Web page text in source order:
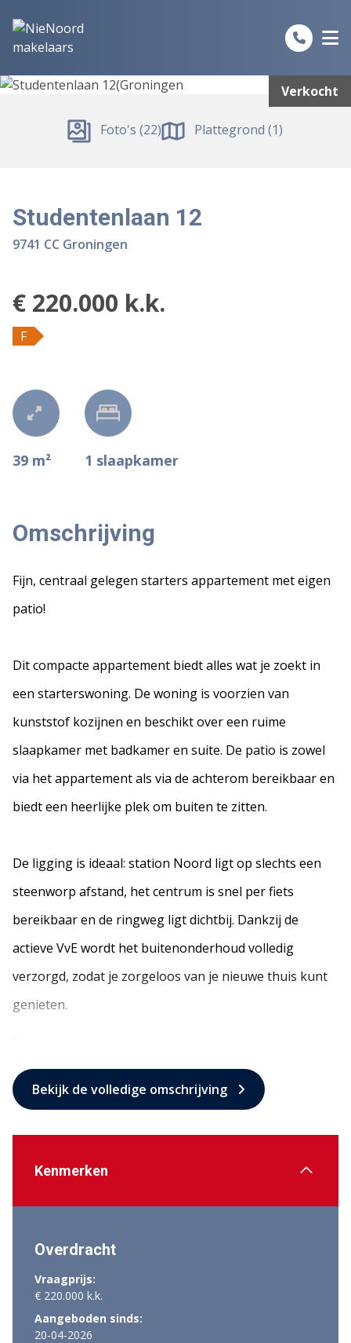
Verkocht
Foto's (22) Plattegrond (1)
Studentenlaan 12
9741 CC Groningen
€ 220.000 k.k.
F
39 m² 1 slaapkamer
Omschrijving
Fijn, centraal gelegen starters appartement met eigen
patio!
Dit compacte appartement biedt alles wat je zoekt in
een starterswoning. De woning is voorzien van
kunststof kozijnen en beschikt over een ruime
slaapkamer met badkamer en suite. De patio is zowel
via het appartement als via de achterom bereikbaar en
biedt een heerlijke plek om buiten te zitten.
De ligging is ideaal: station Noord ligt op slechts een
steenworp afstand, het centrum is snel per fiets
bereikbaar en de ringweg ligt dichtbij. Dankzij de
actieve VvE wordt het buitenonderhoud volledig
verzorgd, zodat je zorgeloos van je nieuwe thuis kunt
genieten.
Bekijk de volledige omschrijving
Kenmerken
Overdracht
Vraagprijs:
€ 220.000 k.k.
Aangeboden sinds:
20-04-2026